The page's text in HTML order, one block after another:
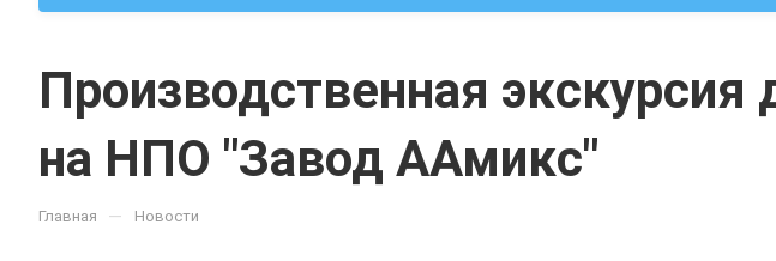
Производственная экскурсия
на НПО "Завод ААмикс"
Главная — Новости